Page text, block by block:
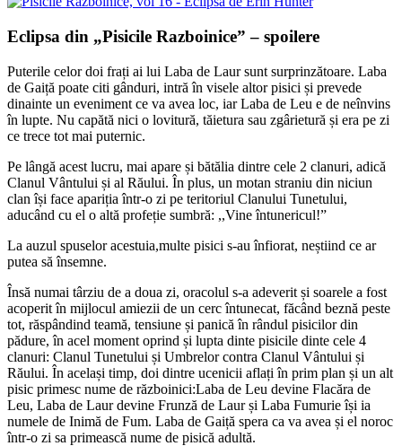
Eclipsa din „Pisicile Razboinice” – spoilere
Puterile celor doi frați ai lui Laba de Laur sunt surprinzătoare. Laba
de Gaiță poate citi gânduri, intră în visele altor pisici și prevede
dinainte un eveniment ce va avea loc, iar Laba de Leu e de neînvins
în lupte. Nu capătă nici o lovitură, tăietura sau zgârietură și era pe zi
ce trece tot mai puternic.
Pe lângă acest lucru, mai apare și bătălia dintre cele 2 clanuri, adică
Clanul Vântului și al Răului. În plus, un motan straniu din niciun
clan își face apariția într-o zi pe teritoriul Clanului Tunetului,
aducând cu el o altă profeție sumbră: ,,Vine întunericul!”
La auzul spuselor acestuia,multe pisici s-au înfiorat, neștiind ce ar
putea să însemne.
Însă numai târziu de a doua zi, oracolul s-a adeverit și soarele a fost
acoperit în mijlocul amiezii de un cerc întunecat, făcând beznă peste
tot, răspândind teamă, tensiune și panică în rândul pisicilor din
pădure, în acel moment oprind și lupta dinte pisicile dinte cele 4
clanuri: Clanul Tunetului și Umbrelor contra Clanul Vântului și
Răului. În același timp, doi dintre ucenicii aflați în prim plan și un alt
pisic primesc nume de războinici:Laba de Leu devine Flacăra de
Leu, Laba de Laur devine Frunză de Laur și Laba Fumurie își ia
numele de Inimă de Fum. Laba de Gaiță spera ca va avea și el noroc
într-o zi sa primească nume de pisică adultă.